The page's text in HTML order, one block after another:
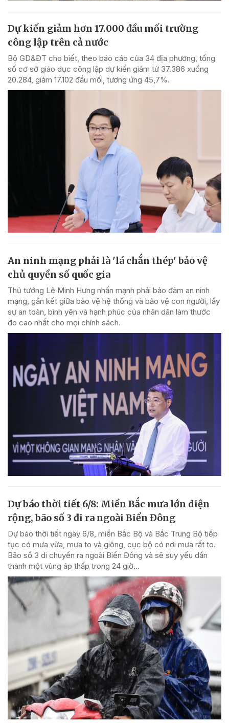
Dự kiến giảm hơn 17.000 đầu mối trường
công lập trên cả nước
Bộ GD&ĐT cho biết, theo báo cáo của 34 địa phương, tổng
số cơ sở giáo dục công lập dự kiến giảm từ 37.386 xuống
20.284, giảm 17.102 đầu mối, tương ứng 45,7%.
An ninh mạng phải là 'lá chắn thép' bảo vệ
chủ quyền số quốc gia
Thủ tướng Lê Minh Hưng nhấn mạnh phải bảo đảm an ninh
mạng, gắn kết giữa bảo vệ hệ thống và bảo vệ con người, lấy
sự an toàn, bình yên và hạnh phúc của nhân dân làm thước
đo cao nhất cho mọi chính sách.
Dự báo thời tiết 6/8: Miền Bắc mưa lớn diện
rộng, bão số 3 đi ra ngoài Biển Đông
Dự báo thời tiết ngày 6/8, miền Bắc Bộ và Bắc Trung Bộ tiếp
tục có mưa vừa, mưa to và giông, cục bộ có nơi mưa rất to.
Bão số 3 di chuyển ra ngoài Biển Đông và sẽ suy yếu dần
thành một vùng áp thấp trong 24 giờ...